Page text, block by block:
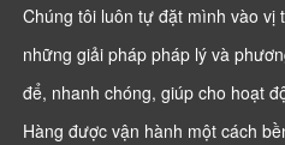
Chúng tôi luôn tự đặt mình vào vị
những giải pháp pháp lý và
để, nhanh chóng, giúp cho hoạt
Hàng được vận hành một cách